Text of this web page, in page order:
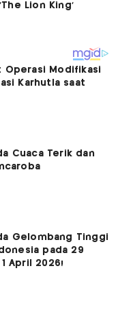
Operasi Modifikasi
Karhutla saat
Cuaca Terik dan
Gelombang Tinggi
pada 29
April 2026!